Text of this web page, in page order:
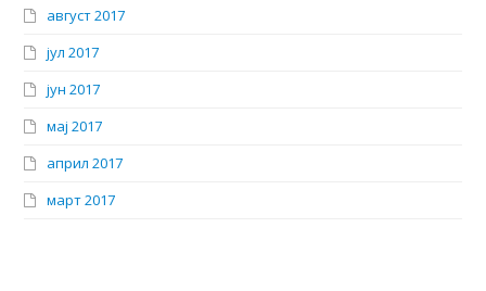
август 2017
јул 2017
јун 2017
мај 2017
април 2017
март 2017